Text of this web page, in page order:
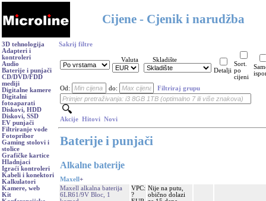
Cijene - Cjenik i narudžba
3D tehnologija
Adapteri i
kontroleri
Audio
Baterije i punjači
CD/DVD/FDD
mediji
Digitalne kamere
Digitalni
fotoaparati
Diskovi, HDD
Diskovi, SSD
EV punjači
Filtriranje vode
Fotopribor
Gaming stolovi i
stolice
Grafičke kartice
Hladnjaci
Igraći kontroleri
Kabeli i konektori
Kalkulatori
Kamere, web
Kit
Sakrij filtre
Valuta
Skladište
Detalji
Sort.
po
cijeni
Od: do: Filtriraj grupu
Akcije Hitovi Novi
Baterije i punjači
Alkalne baterije
Maxell+
Maxell alkalna baterija
6LR61/9V Bloc, 1
VPC:
?
Nije na putu,
obično dolazi